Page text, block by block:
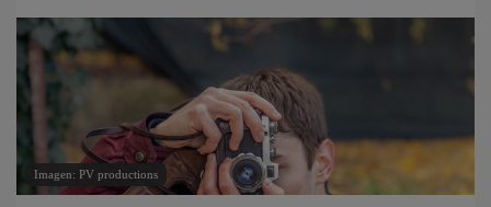
Imagen: PV productions